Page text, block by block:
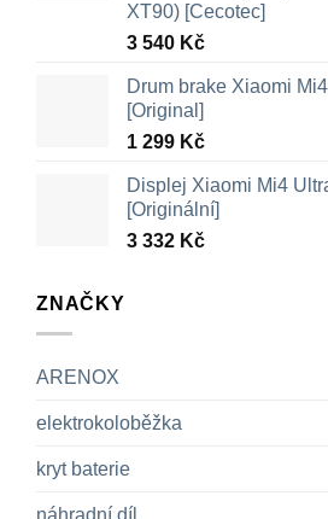
XT90) [Cecotec]
3 540 Kč
Drum brake Xiaomi
[Original]
1 299 Kč
Displej Xiaomi Mi4
[Originální]
3 332 Kč
ZNAČKY
ARENOX
elektrokoloběžka
kryt baterie
náhradní díl